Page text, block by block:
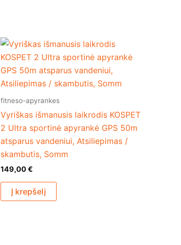
fitneso-apyrankes
Vyriškas išmanusis laikrodis KOSPET
2 Ultra sportinė apyrankė GPS 50m
atsparus vandeniui, Atsiliepimas /
skambutis, Somm
149,00€
Į krepšelį